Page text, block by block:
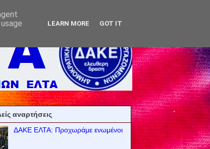
αναρτήσεις
ΔΑΚΕ ΕΛΤΑ: Προχωράμε ενωμένοι
LEARN MORE GOT IT